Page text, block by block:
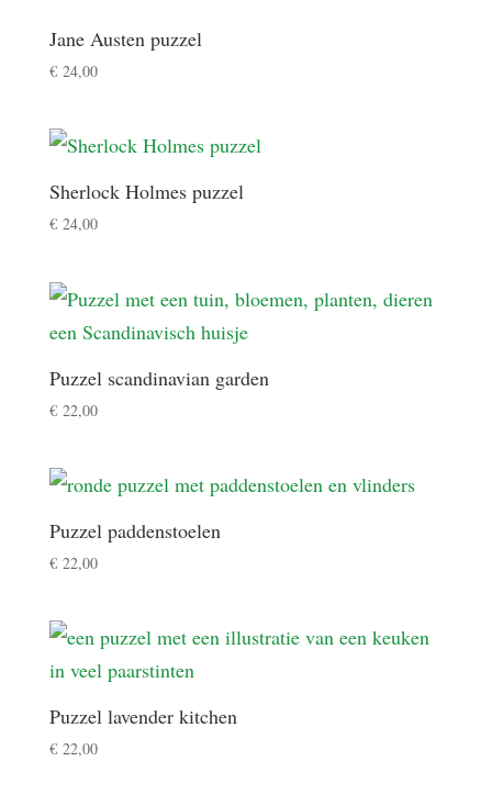
Jane Austen puzzel
€24,00
Sherlock Holmes puzzel
€24,00
Puzzel scandinavian garden
€22,00
Puzzel paddenstoelen
€22,00
Puzzel lavender kitchen
€22,00